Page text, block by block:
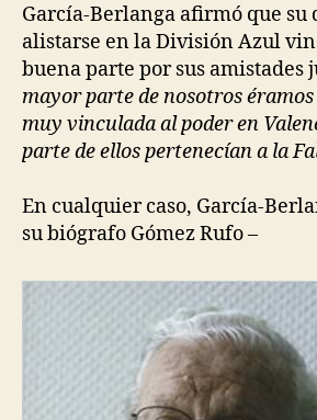
García-Berlanga afirmó que su
alistarse en la División Azul
buena parte por sus amistades
mayor parte de nosotros
muy vinculada al poder en
parte de ellos pertenecían a la
En cualquier caso, García-
su biógrafo Gómez Rufo –